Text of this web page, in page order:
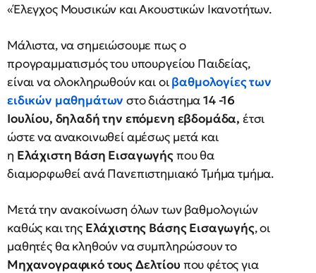
«Έλεγχος Μουσικών και Ακουστικών Ικανοτήτων.
Μάλιστα, να σημειώσουμε πως ο
προγραμματισμός του υπουργείου Παιδείας,
είναι να ολοκληρωθούν και οιβαθμολογίες των
ειδικών μαθημάτων στο διάστημα14 -16
Ιουλίου, δηλαδή την επόμενη εβδομάδα, έτσι
ώστε να ανακοινωθεί αμέσως μετά και
η Ελάχιστη Βάση Εισαγωγήςπου θα
διαμορφωθεί ανά Πανεπιστημιακό Τμήμα τμήμα.
Μετά την ανακοίνωση όλων των βαθμολογιών
καθώς και της Ελάχιστης Βάσης Εισαγωγής, οι
μαθητές θα κληθούν να συμπληρώσουν το
Μηχανογραφικό τους Δελτίου που φέτος για